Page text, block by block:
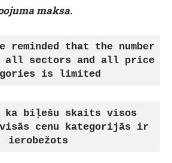
maksa.
reminded that the number
sectors and all price
is limited
ka biļešu skaits visos
cenu kategorijās ir
ierobežots